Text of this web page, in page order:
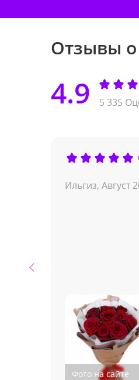
Отзывы о
4.9 5 335
Ильгиз, Август
Фото на сайте